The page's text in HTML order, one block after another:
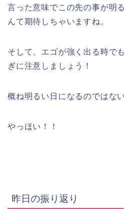
言った意味でこの先の事が明
んて期待しちゃいますね。
そして、エゴが強く出る時で
ぎに注意しましょう！
概ね明るい日になるのではな
やっほい！！
昨日の振り返り